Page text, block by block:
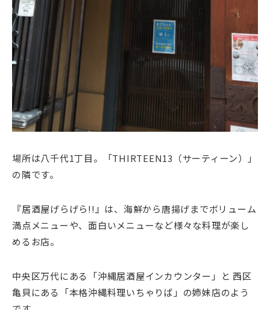
場所は八千代1丁目。「THIRTEEN13（サーティーン）」
の隣です。
『居酒屋げらげら!!』は、海鮮から唐揚げまでボリューム
満点メニューや、面白いメニューなど様々な料理が楽し
めるお店。
中央区万代にある「沖縄居酒屋インカウンター」と 西区
亀貝にある「本格沖縄料理いちゃりば」の姉妹店のよう